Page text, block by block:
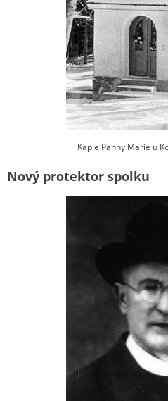
Kaple Panny Marie u
Nový protektor spolku